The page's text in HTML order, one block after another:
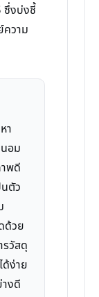
ซึ่งบ่งชี้
วาม
า
อม
พดี
นตัว
ด้วย
วัสดุ
ด้ง่าย
งดี